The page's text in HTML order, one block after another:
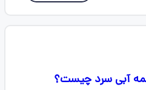
آبی سرد چیست؟